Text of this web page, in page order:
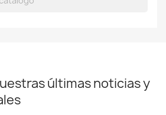
últimas noticias y